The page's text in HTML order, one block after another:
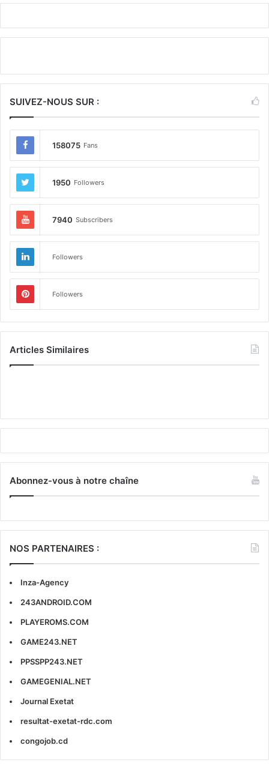
SUIVEZ-NOUS SUR :
158075 Fans
1950 Followers
7940 Subscribers
Followers
Followers
Articles Similaires
Abonnez-vous à notre chaîne
NOS PARTENAIRES :
Inza-Agency
243ANDROID.COM
PLAYEROMS.COM
GAME243.NET
PPSSPP243.NET
GAMEGENIAL.NET
Journal Exetat
resultat-exetat-rdc.com
congojob.cd